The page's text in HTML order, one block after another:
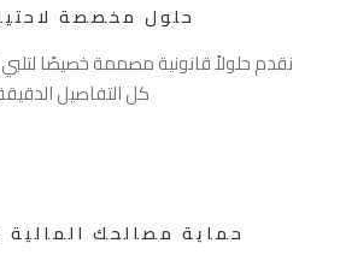
حلول مخصصة
نقدم حلولاً قانونية مصممة خصيصًا لتلبي
كل التفاصيل
حماية مصالحك المالية